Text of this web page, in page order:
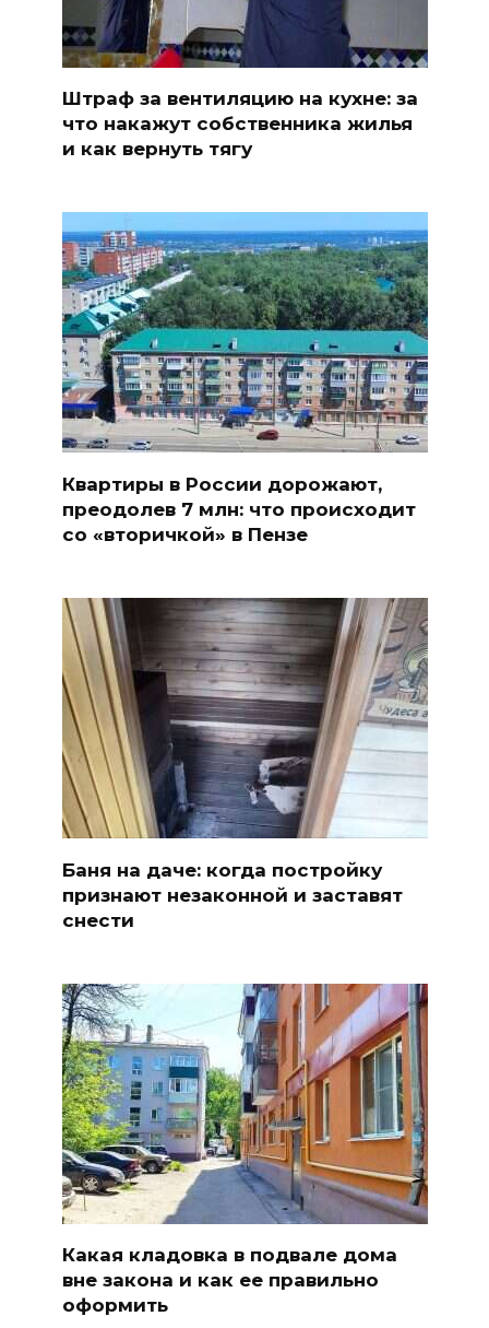
Штраф за вентиляцию на кухне: за
что накажут собственника жилья
и как вернуть тягу
Квартиры в России дорожают,
преодолев 7 млн: что происходит
со «вторичкой» в Пензе
Баня на даче: когда постройку
признают незаконной и заставят
снести
Какая кладовка в подвале дома
вне закона и как ее правильно
оформить